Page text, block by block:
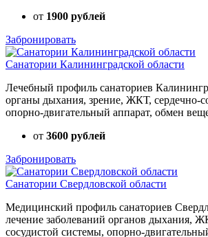
от 1900 рублей
Забронировать
Санатории Калининградской области
Лечебный профиль санаториев
органы дыхания, зрение, ЖКТ, сердечно-
опорно-двигательный аппарат, обмен
от 3600 рублей
Забронировать
Санатории Свердловской области
Медицинский профиль санаториев
лечение заболеваний органов дыхания,
сосудистой системы, опорно-